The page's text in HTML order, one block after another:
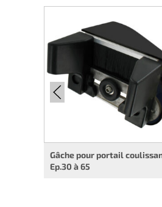
Gâche pour portail
Ep.30 à 65